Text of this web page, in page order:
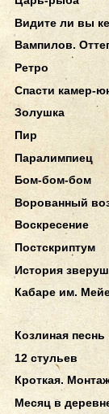
Видите ли вы
Вампилов.
Ретро
Спасти камер-
Золушка
Пир
Паралимпиец
Бом-бом-бом
Ворованный
Воскресение
Постскриптум
История
Кабаре им.
Козлиная песнь
12 стульев
Кроткая.
Месяц в